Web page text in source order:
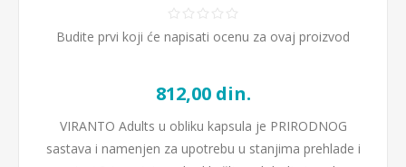
Budite prvi koji će napisati ocenu za ovaj proizvod
812,00 din.
VIRANTO Adults u obliku kapsula je PRIRODNOG
sastava i namenjen za upotrebu u stanjima prehlade i